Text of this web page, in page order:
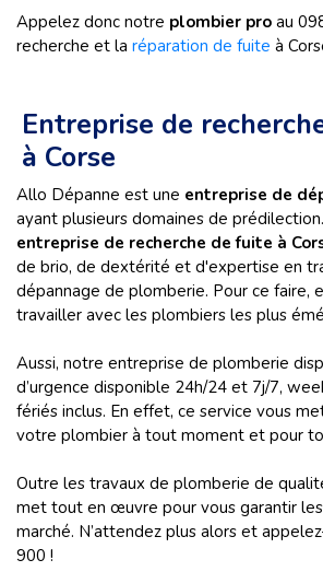
Appelez donc notre plombier pro au
recherche et la réparation de fuite à
Entreprise de
à Corse
Allo Dépanne est une entreprise de
ayant plusieurs domaines de
entreprise de recherche de fuite à
de brio, de dextérité et d'expertise en
dépannage de plomberie. Pour ce faire,
travailler avec les plombiers les plus
Aussi, notre entreprise de plomberie
d’urgence disponible 24h/24 et 7j/7,
fériés inclus. En effet, ce service vous
votre plombier à tout moment et pour
Outre les travaux de plomberie de
met tout en œuvre pour vous garantir
marché. N’attendez plus alors et
900 !